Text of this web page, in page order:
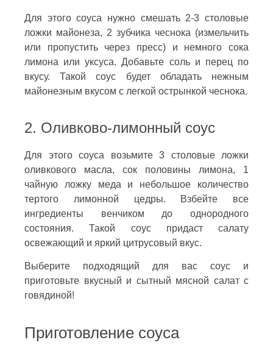
Для этого соуса нужно смешать 2-3 столовые
ложки майонеза, 2 зубчика чеснока (измельчить
или пропустить через пресс) и немного сока
лимона или уксуса. Добавьте соль и перец по
вкусу. Такой соус будет обладать нежным
майонезным вкусом с легкой острынкой чеснока.
2. Оливково-лимонный соус
Для этого соуса возьмите 3 столовые ложки
оливкового масла, сок половины лимона, 1
чайную ложку меда и небольшое количество
тертого лимонной цедры. Взбейте все
ингредиенты венчиком до однородного
состояния. Такой соус придаст салату
освежающий и яркий цитрусовый вкус.
Выберите подходящий для вас соус и
приготовьте вкусный и сытный мясной салат с
говядиной!
Приготовление соуса